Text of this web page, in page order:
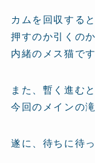
カムを回収する
押すのか引くの
内緒のメス猫です
また、暫く進むと
今回のメインの
遂に、待ちに待